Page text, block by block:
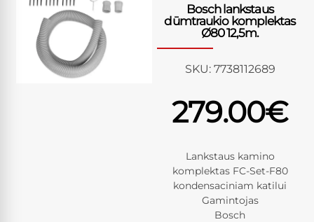
Bosch lankstaus
dūmtraukio komplektas
Ø80 12,5m.
SKU: 7738112689
279.00€
Lankstaus kamino
komplektas FC-Set-F80
kondensaciniam katilui
Gamintojas
Bosch